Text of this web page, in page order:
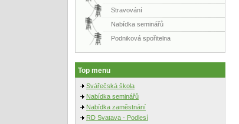
Stravování
Nabídka seminářů
Podniková spořitelna
Top menu
Svářečská škola
Nabídka seminářů
Nabídka zaměstnání
RD Svatava - Podlesí